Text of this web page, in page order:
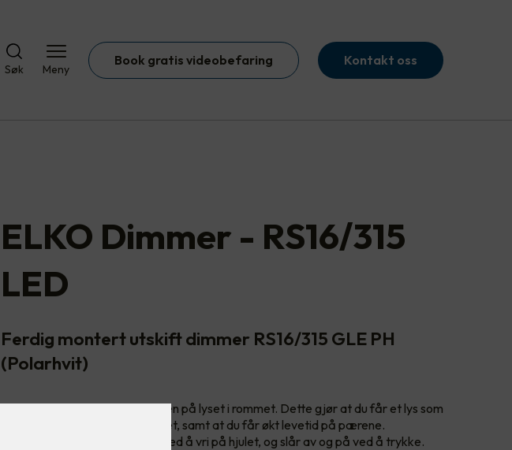
Søk Meny
Book gratis videobefaring Kontakt oss
ELKO Dimmer - RS16/315
LED
Ferdig montert utskift dimmer RS16/315 GLE PH
(Polarhvit)
En dimmer kan justere lysstyrken på lyset i rommet. Dette gjør at du får et lys som
er tilpasset stemningen i rommet, samt at du får økt levetid på pærene.
Dimmeren justerer lysstyrken ved å vri på hjulet, og slår av og på ved å trykke.